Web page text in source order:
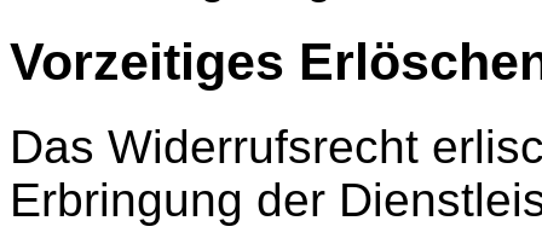
Vorzeitiges
Das Widerrufsrecht
Erbringung der